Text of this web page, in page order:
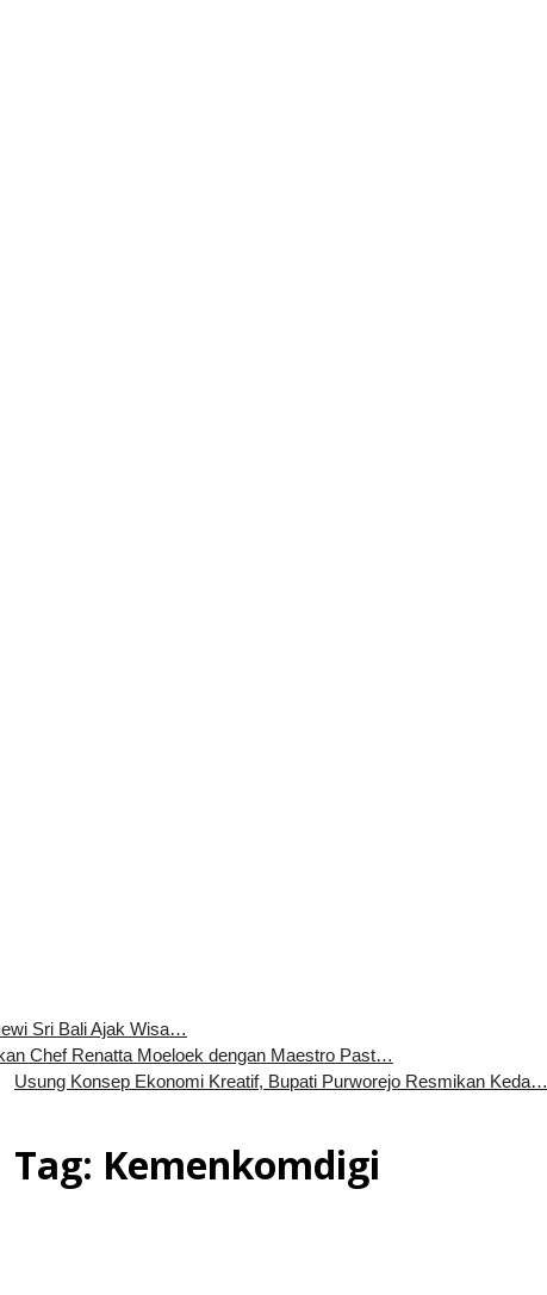
Sri Bali Ajak Wisa…
Chef Renatta Moeloek dengan Maestro Past…
Usung Konsep Ekonomi Kreatif, Bupati Purworejo Resmikan Keda…
Tag: Kemenkomdigi